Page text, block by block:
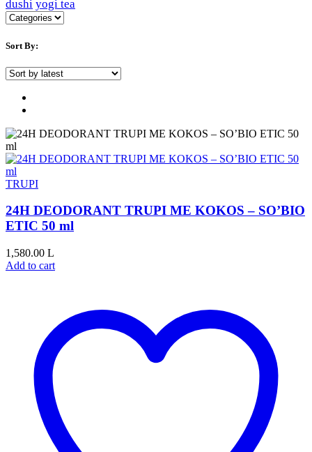
dushi yogi tea
Sort By:
TRUPI
24H DEODORANT TRUPI ME KOKOS – SO’BIO
ETIC 50 ml
1,580.00 L
Add to cart